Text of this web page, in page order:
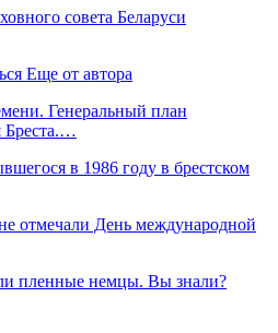
совета Беларуси
Еще от автора
Генеральный план
Бреста.…
в 1986 году в брестском
отмечали День международной
пленные немцы. Вы знали?